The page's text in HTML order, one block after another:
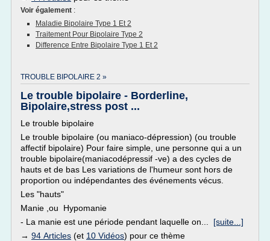
Voir également :
Maladie Bipolaire Type 1 Et 2
Traitement Pour Bipolaire Type 2
Difference Entre Bipolaire Type 1 Et 2
TROUBLE BIPOLAIRE 2 »
Le trouble bipolaire - Borderline,
Bipolaire,stress post ...
Le trouble bipolaire
Le trouble bipolaire (ou maniaco-dépression) (ou trouble
affectif bipolaire) Pour faire simple, une personne qui a un
trouble bipolaire(maniacodépressif -ve) a des cycles de
hauts et de bas Les variations de l'humeur sont hors de
proportion ou indépendantes des événements vécus.
Les "hauts"
Manie ,ou Hypomanie
- La manie est une période pendant laquelle on... [suite...]
→ 94 Articles (et 10 Vidéos) pour ce thème